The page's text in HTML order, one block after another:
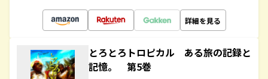
詳細を見る
とろとろトロピカル ある旅の記録と
記憶。 第5巻